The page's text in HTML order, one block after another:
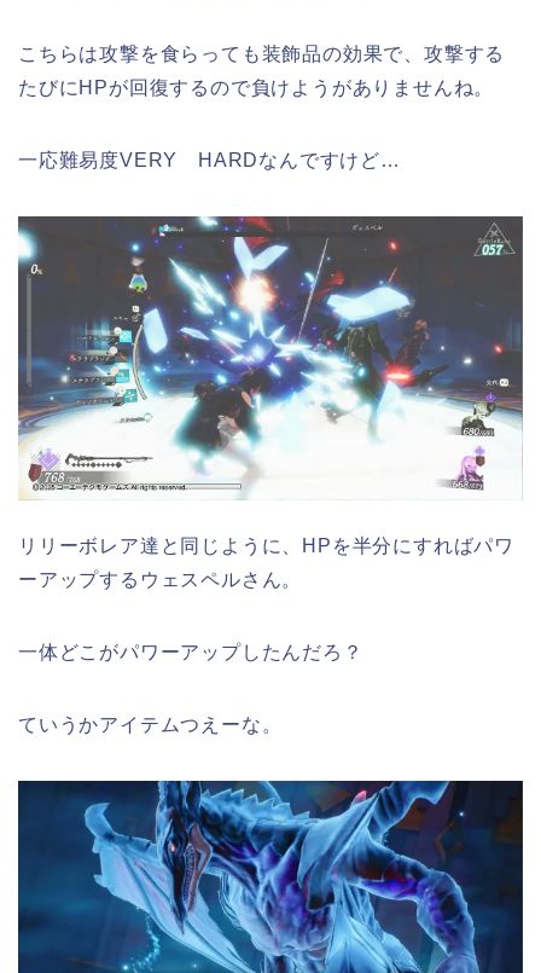
こちらは攻撃を食らっても装飾品の効果で、攻撃する
たびにHPが回復するので負けようがありませんね。
一応難易度VERY HARDなんですけど…
リリーボレア達と同じように、HPを半分にすればパワ
ーアップするウェスペルさん。
一体どこがパワーアップしたんだろ？
ていうかアイテムつえーな。